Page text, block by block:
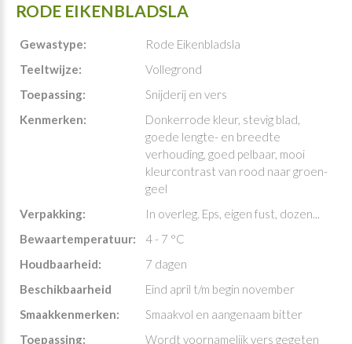
RODE EIKENBLADSLA
Gewastype:
Rode Eikenbladsla
Teeltwijze:
Vollegrond
Toepassing:
Snijderij en vers
Kenmerken:
Donkerrode kleur, stevig blad,
goede lengte- en breedte
verhouding, goed pelbaar, mooi
kleurcontrast van rood naar groen-
geel
Verpakking:
In overleg. Eps, eigen fust, dozen...
Bewaartemperatuur:
4 - 7 °C
Houdbaarheid:
7 dagen
Beschikbaarheid
Eind april t/m begin november
Smaakkenmerken:
Smaakvol en aangenaam bitter
Toepassing:
Wordt voornamelijk vers gegeten